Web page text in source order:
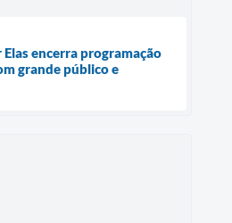
encerra programação
grande público e